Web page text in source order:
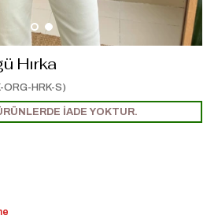
Hırka
ORG-HRK-S)
İADE YOKTUR.